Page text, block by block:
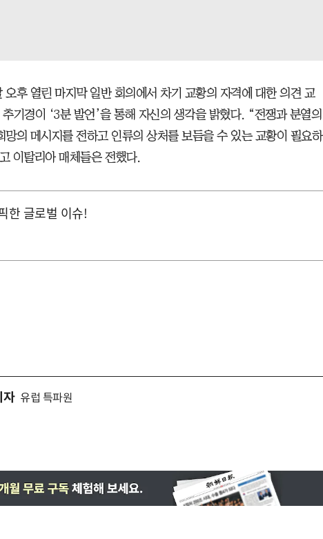
오후 열린 마지막 일반 회의에서 차기 교황의 자격에 대한 의견 교
기경이 ‘3분 발언’을 통해 자신의 생각을 밝혔다. “전쟁과 분열의
망의 메시지를 전하고 인류의 상처를 보듬을 수 있는 교황이 필요하
이탈리아 매체들은 전했다.
한 글로벌 이슈!
자 유럽 특파원